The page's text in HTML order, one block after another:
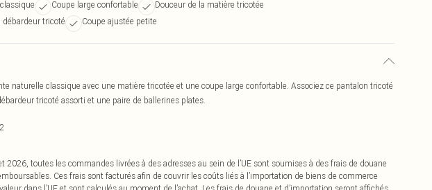
Coupe large confortable
Douceur de la matière tricotée
débardeur tricoté
Coupe ajustée petite
naturelle classique avec une matière tricotée et une coupe large confortable. Associez ce pantalon tricoté
tricoté assorti et une paire de ballerines plates.
2026, toutes les commandes livrées à des adresses au sein de l’UE sont soumises à des frais de douane
Ces frais sont facturés afin de couvrir les coûts liés à l’importation de biens de commerce